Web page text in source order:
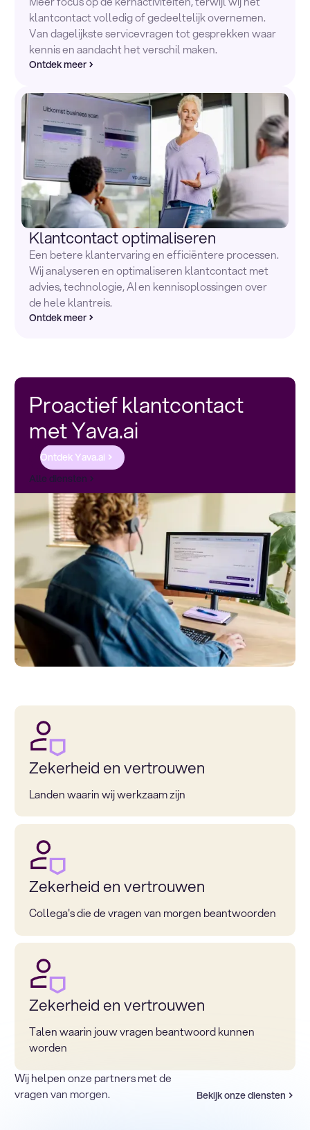
klantcontact volledig of gedeeltelijk overnemen.
Van dagelijkste servicevragen tot gesprekken waar
kennis en aandacht het verschil maken.
Ontdek meer
Klantcontact optimaliseren
Een betere klantervaring en efficiëntere processen.
Wij analyseren en optimaliseren klantcontact met
advies, technologie, AI en kennisoplossingen over
de hele klantreis.
Ontdek meer
Proactief klantcontact
met Yava.ai
Ontdek Yava.ai
Alle diensten
Zekerheid en vertrouwen
Landen waarin wij werkzaam zijn
Zekerheid en vertrouwen
Collega's die de vragen van morgen beantwoorden
Zekerheid en vertrouwen
Talen waarin jouw vragen beantwoord kunnen
worden
Wij helpen onze partners met de
vragen van morgen.
Bekijk onze diensten